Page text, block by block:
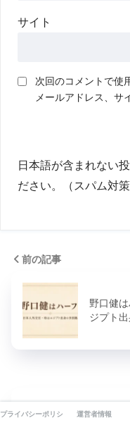
サイト
次回のコメントで使
メールアドレス、サ
日本語が含まれない
ださい。（スパム対策
前の記事
野口健
ジプト
森星は結婚している？
プライバシーポリシー 運営者情報